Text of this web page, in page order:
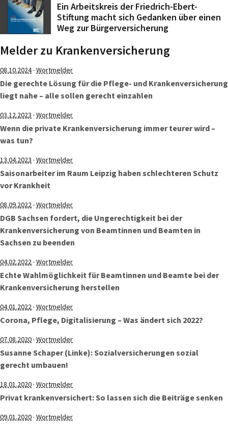
Ein Arbeitskreis der Friedrich-Ebert-
Stiftung macht sich Gedanken über einen
Weg zur Bürgerversicherung
Melder zu Krankenversicherung
08.10.2024· Wortmelder
Die gerechte Lösung für die Pflege- und Krankenversicherung
liegt nahe – alle sollen gerecht einzahlen
03.12.2023 · Wortmelder
Wenn die private Krankenversicherung immer teurer wird –
was tun?
13.04.2023 · Wortmelder
Saisonarbeiter im Raum Leipzig haben schlechteren Schutz
vor Krankheit
08.09.2022· Wortmelder
DGB Sachsen fordert, die Ungerechtigkeit bei der
Krankenversicherung von Beamtinnen und Beamten in
Sachsen zu beenden
04.02.2022· Wortmelder
Echte Wahlmöglichkeit für Beamtinnen und Beamte bei der
Krankenversicherung herstellen
04.01.2022· Wortmelder
Corona, Pflege, Digitalisierung – Was ändert sich 2022?
07.08.2020· Wortmelder
Susanne Schaper (Linke): Sozialversicherungen sozial
gerecht umbauen!
18.01.2020· Wortmelder
Privat krankenversichert: So lassen sich die Beiträge senken
09.01.2020· Wortmelder